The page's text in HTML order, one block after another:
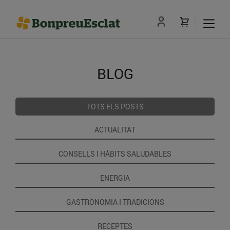
BLOG
TOTS ELS POSTS
ACTUALITAT
CONSELLS I HÀBITS SALUDABLES
ENERGIA
GASTRONOMIA I TRADICIONS
RECEPTES